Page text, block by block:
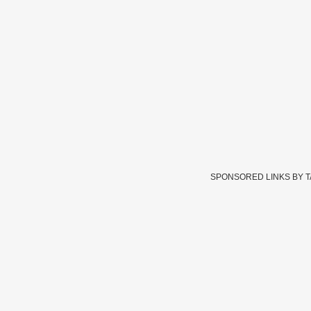
SPONSORED LINKS BY